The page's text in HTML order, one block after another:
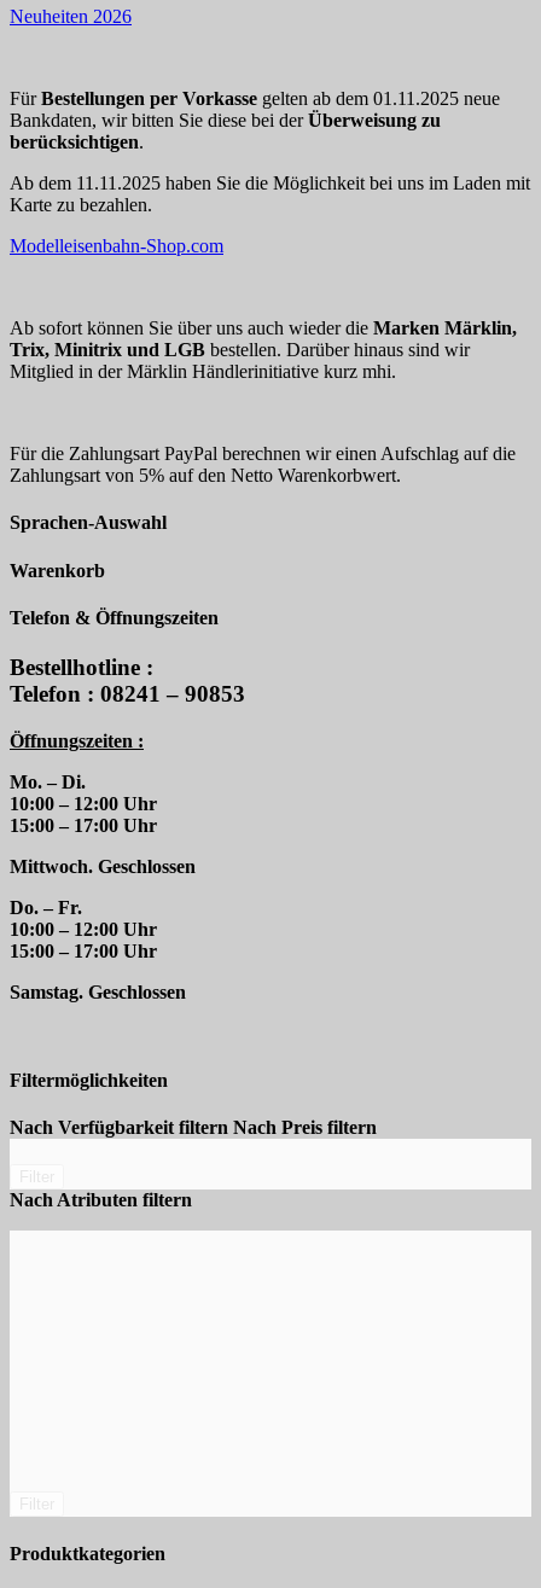
Neuheiten 2026
FürBestellungen per Vorkasse gelten ab dem 01.11.2025 neue
Bankdaten, wir bitten Sie diese bei derÜberweisung zu
berücksichtigen.
Ab dem 11.11.2025 haben Sie die Möglichkeit bei uns im Laden mit
Karte zu bezahlen.
Modelleisenbahn-Shop.com
Ab sofort können Sie über uns auch wieder die Marken Märklin,
Trix, Minitrix und LGB bestellen. Darüber hinaus sind wir
Mitglied in der Märklin Händlerinitiative kurz mhi.
Für die Zahlungsart PayPal berechnen wir einen Aufschlag auf die
Zahlungsart von 5% auf den Netto Warenkorbwert.
Sprachen-Auswahl
Warenkorb
Telefon & Öffnungszeiten
Bestellhotline :
Telefon : 08241 – 90853
Öffnungszeiten :
Mo. – Di.
10:00 – 12:00 Uhr
15:00 – 17:00 Uhr
Mittwoch. Geschlossen
Do. – Fr.
10:00 – 12:00 Uhr
15:00 – 17:00 Uhr
Samstag. Geschlossen
Filtermöglichkeiten
Nach Verfügbarkeit filtern Nach Preis filtern
Nach Atributen filtern
Produktkategorien